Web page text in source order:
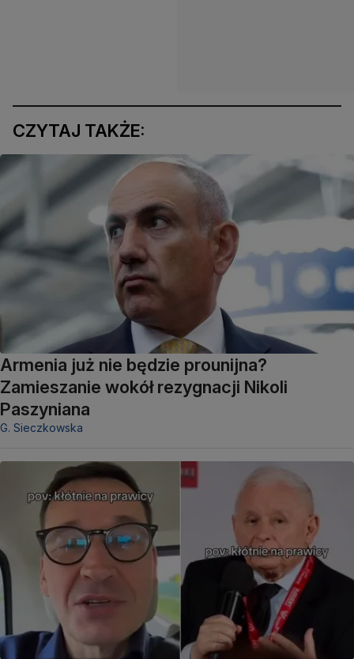
CZYTAJ TAKŻE:
Armenia już nie będzie prounijna?
Zamieszanie wokół rezygnacji Nikoli
Paszyniana
G. Sieczkowska